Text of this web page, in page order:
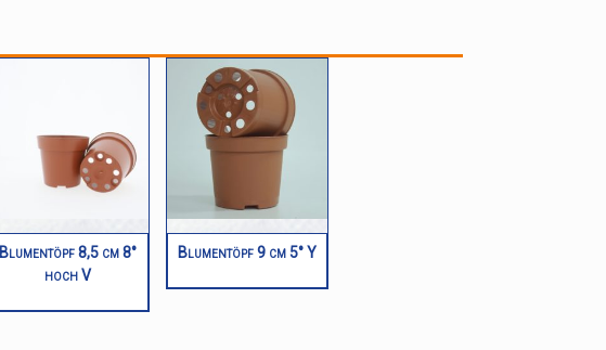
Blumentöpf 8,5 cm 8°
hoch V
Blumentöpf 9 cm 5° Y